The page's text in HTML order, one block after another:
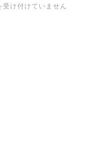
受け付けていません